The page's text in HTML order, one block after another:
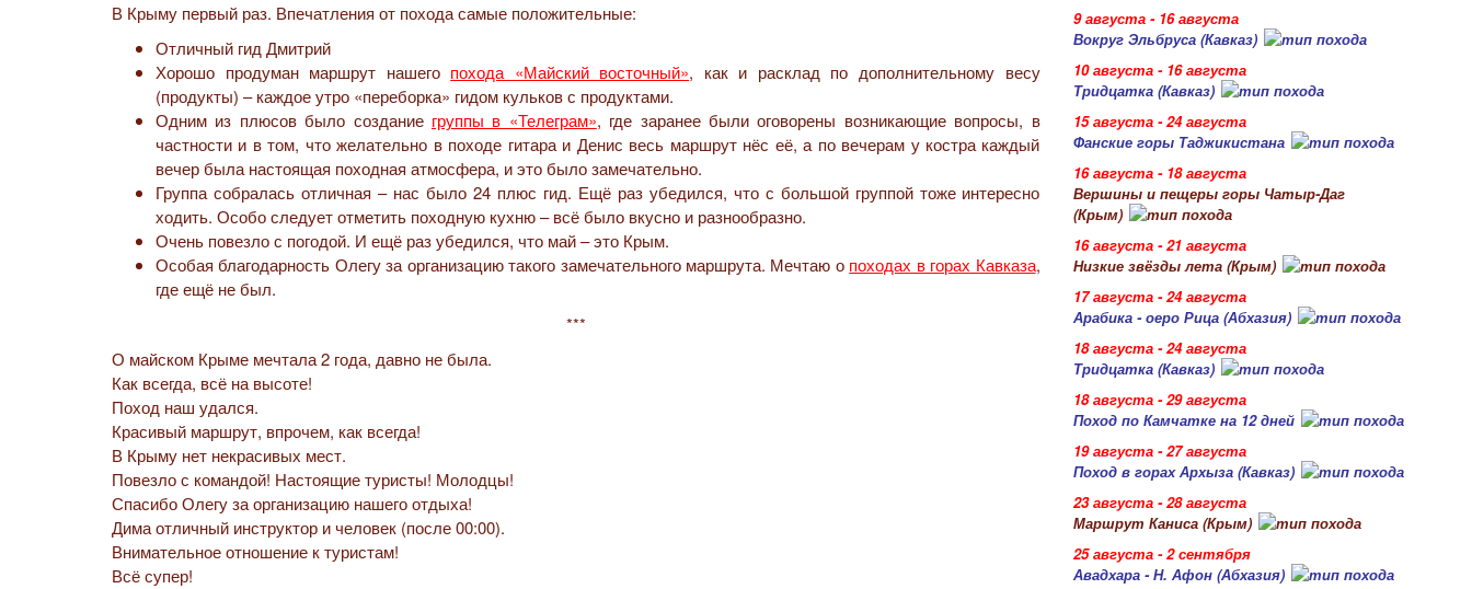
В Крыму первый раз. Впечатления от похода самые положительные:
Отличный гид Дмитрий
Хорошо продуман маршрут нашего похода «Майский восточный», как и расклад по дополнительному весу
(продукты) – каждое утро «переборка» гидом кульков с продуктами.
Одним из плюсов было создание группы в «Телеграм», где заранее были оговорены возникающие вопросы, в
частности и в том, что желательно в походе гитара и Денис весь маршрут нёс её, а по вечерам у костра каждый
вечер была настоящая походная атмосфера, и это было замечательно.
Группа собралась отличная – нас было 24 плюс гид. Ещё раз убедился, что с большой группой тоже интересно
ходить. Особо следует отметить походную кухню – всё было вкусно и разнообразно.
Очень повезло с погодой. И ещё раз убедился, что май – это Крым.
Особая благодарность Олегу за организацию такого замечательного маршрута. Мечтаю о походах в горах Кавказа,
где ещё не был.
***
О майском Крыме мечтала 2 года, давно не была.
Как всегда, всё на высоте!
Поход наш удался.
Красивый маршрут, впрочем, как всегда!
В Крыму нет некрасивых мест.
Повезло с командой! Настоящие туристы! Молодцы!
Спасибо Олегу за организацию нашего отдыха!
Дима отличный инструктор и человек (после 00:00).
Внимательное отношение к туристам!
Всё супер!
9 августа - 16 августа
Вокруг Эльбруса (Кавказ)
10 августа - 16 августа
Тридцатка (Кавказ)
15 августа - 24 августа
Фанские горы Таджикистана
16 августа - 18 августа
Вершины и пещеры горы Чатыр-Даг
(Крым)
16 августа - 21 августа
Низкие звёзды лета (Крым)
17 августа - 24 августа
Арабика - оеро Рица (Абхазия)
18 августа - 24 августа
Тридцатка (Кавказ)
18 августа - 29 августа
Поход по Камчатке на 12 дней
19 августа - 27 августа
Поход в горах Архыза (Кавказ)
23 августа - 28 августа
Маршрут Каниса (Крым)
25 августа - 2 сентября
Авадхара - Н. Афон (Абхазия)